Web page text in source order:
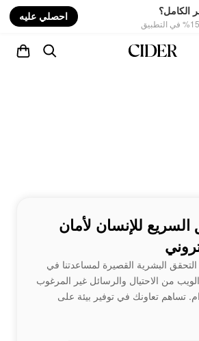
الكامل؟ احصلي عليه
للإنسان لأمان
البشرية القصيرة لمساعدتنا في
من الاحتيال والرسائل غير المرغوب
تساهم تعاونك في توفير بيئة على